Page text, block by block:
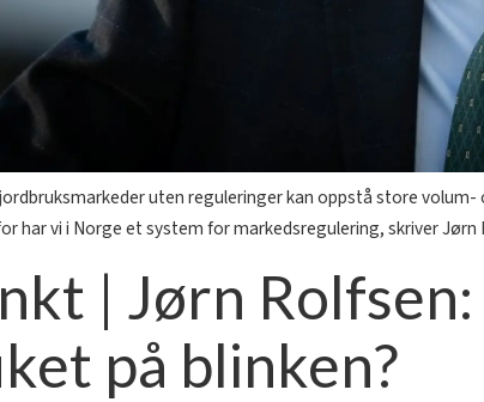
uten reguleringer kan oppstå store
har vi i Norge et system for markedsregulering, skriver
| Jørn
på blinken?